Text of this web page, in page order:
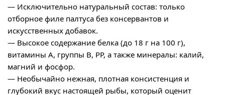
— Исключительно натуральный состав: только
отборное филе палтуса без консервантов и
искусственных добавок.
— Высокое содержание белка (до 18 г на 100 г),
витамины А, группы B, PP, а также минералы: калий,
магний и фосфор.
— Необычайно нежная, плотная консистенция и
глубокий вкус настоящей рыбы, который оценит